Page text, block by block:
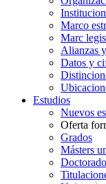
Marco
Marc
Alianzas
Datos y
Estudios
Nuevos
Oferta
Grados
Másters